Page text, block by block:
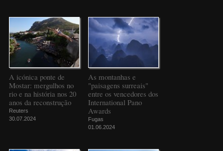
A icónica ponte de
Mostar: mergulhos no
rio e na história nos 20
anos da reconstrução
Reuters
30.07.2024
As montanhas e
"paisagens surreais"
entre os vencedores dos
International Pano
Awards
Fugas
01.06.2024